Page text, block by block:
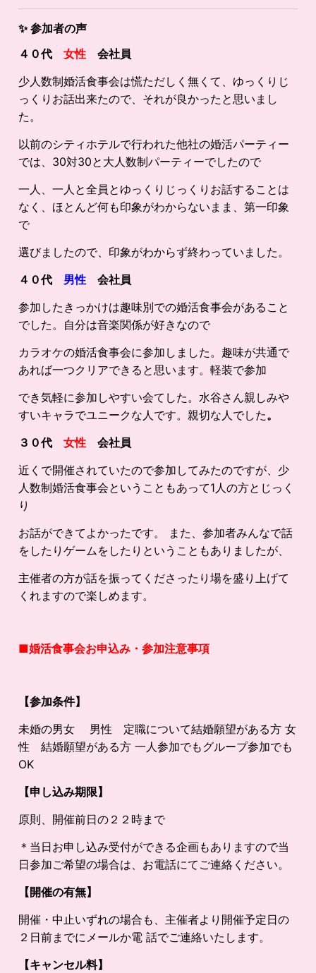
✨参加者の声
４０代 女性 会社員
少人数制婚活食事会は慌ただしく無くて、ゆっくりじ
っくりお話出来たので、それが良かったと思いまし
た。
以前のシティホテルで行われた他社の婚活パーティー
では、30対30と大人数制パーティーでしたので
一人、一人と全員とゆっくりじっくりお話することは
なく、ほとんど何も印象がわからないまま、第一印象
で
選びましたので、印象がわからず終わっていました。
４０代 男性 会社員
参加したきっかけは趣味別での婚活食事会があること
でした。自分は音楽関係が好きなので
カラオケの婚活食事会に参加しました。趣味が共通で
あれば一つクリアできると思います。軽装で参加
でき気軽に参加しやすい会てした。水谷さん親しみや
すいキャラでユニークな人です。親切な人でした。
３０代 女性 会社員
近くで開催されていたので参加してみたのですが、少
人数制婚活食事会ということもあって1人の方とじっく
り
お話ができてよかったです。 また、参加者みんなで話
をしたりゲームをしたりということもありましたが、
主催者の方が話を振ってくださったり場を盛り上げて
くれますので楽しめます。
■婚活食事会お申込み・参加注意事項
【参加条件】
未婚の男女 男性 定職について結婚願望がある方 女
性 結婚願望がある方 一人参加でもグループ参加でも
OK
【申し込み期限】
原則、開催前日の２２時まで
＊当日お申し込み受付ができる企画もありますので当
日参加ご希望の場合は、お電話にてご連絡ください。
【開催の有無】
開催・中止いずれの場合も、主催者より開催予定日の
２日前までにメールか電 話でご連絡いたします。
【キャンセル料】